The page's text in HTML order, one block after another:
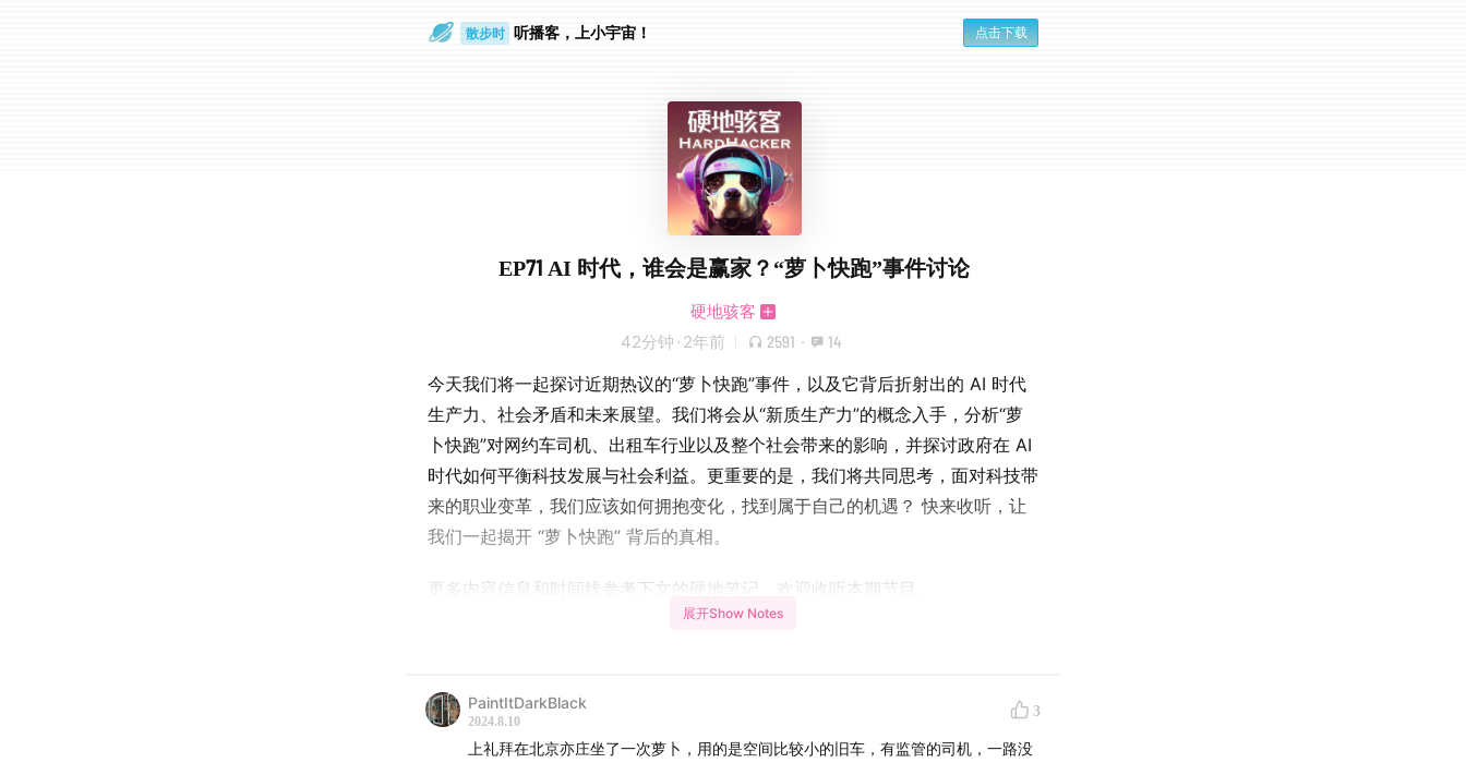
散步时 听播客，上小宇宙！ 点击下载
EP71 AI 时代，谁会是赢家？“萝卜快跑”事件讨论
硬地骇客
42分钟 · 2年前 2591 · 14
今天我们将一起探讨近期热议的“萝卜快跑”事件，以及它背后折射出的 AI 时代
生产力、社会矛盾和未来展望。我们将会从“新质生产力”的概念入手，分析“萝
卜快跑”对网约车司机、出租车行业以及整个社会带来的影响，并探讨政府在 AI
时代如何平衡科技发展与社会利益。更重要的是，我们将共同思考，面对科技带
来的职业变革，我们应该如何拥抱变化，找到属于自己的机遇？ 快来收听，让
我们一起揭开 “萝卜快跑” 背后的真相。
更多内容信息和时间线参考下文的硬地笔记，欢迎收听本期节目。
展开Show Notes
PaintItDarkBlack
2024.8.10
3
上礼拜在北京亦庄坐了一次萝卜，用的是空间比较小的旧车，有监管的司机，一路没